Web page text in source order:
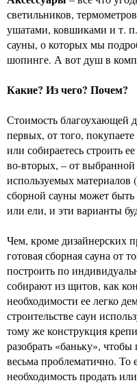
светильников,
ушатами, ковшиками и т.
сауны, о которых мы
шопинге. А вот душ в
Какие? Из чего? Почем?
Стоимость благоухающей
первых, от того,
или собираетесь строить
во-вторых, – от
используемых материалов
сборной сауны может
или ели, и эти варианты
Чем, кроме дизайнерских
готовая сборная сауна от
построить по
собирают из щитов, как
необходимости ее легко
строительстве саун
тому же конструкция
разобрать «баньку», чтобы
весьма проблематично. То
необходимость продать